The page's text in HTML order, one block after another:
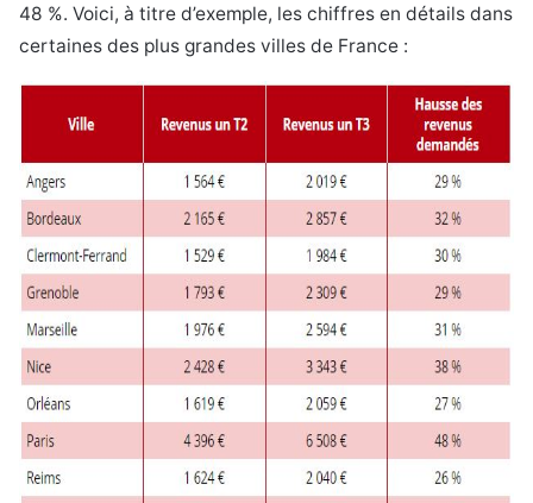
48 %. Voici, à titre d’exemple, les chiffres en détails dans
certaines des plus grandes villes de France :